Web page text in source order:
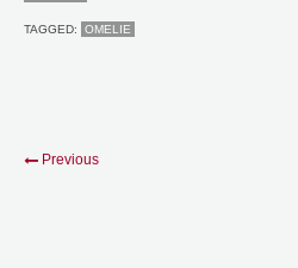
TAGGED: OMELIE
Previous